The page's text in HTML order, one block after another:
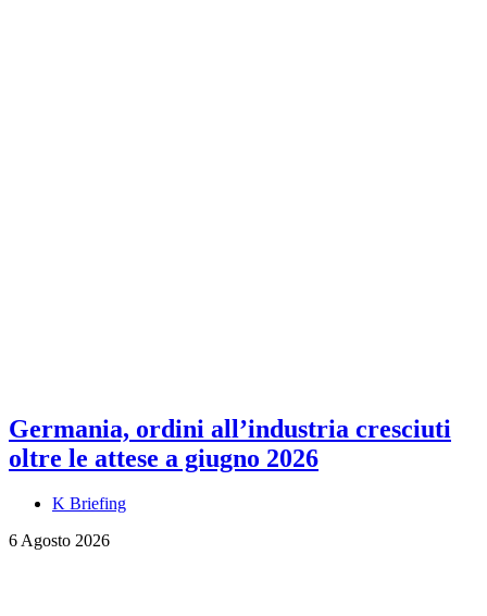
Germania, ordini all’industria cresciuti
oltre le attese a giugno 2026
K Briefing
6 Agosto 2026